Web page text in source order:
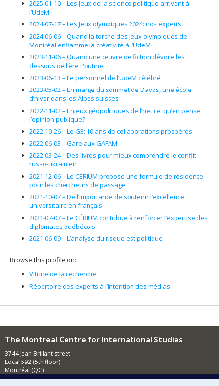
2025-01-10 – Les Jeux de la science politique arrivent à
l’UdeM
2024-07-17 – Les Jeux olympiques 2024: nos experts
2024-06-06 – Quand la torche des Jeux olympiques de
Montréal enflamme la créativité à l’UdeM
2023-11-06 – Quand une œuvre de fiction dévoile les
dessous de l’ère Poutine
2023-06-13 – Le personnel de l’UdeM célébré
2023-05-02 – En marge du sommet de Davos, une école
d’hiver dans les Alpes suisses
2022-11-02 – Enjeux géopolitiques de l’heure: qu’en pense
l’opinion publique?
2022-10-26 – Le G3: 10 ans de collaborations prospères
2022-06-03 – Gare aux GAFAM!
2022-03-24 – Des livres pour mieux comprendre le conflit
russo-ukrainien
2021-12-06 – Le CÉRIUM propose une formule de résidence
pour les chercheurs de passage
2021-10-07 – De l’importance de soutenir l’excellence
universitaire en français
2021-07-07 – Le CÉRIUM contribue à renforcer l’expertise des
diplomates québécois
2021-06-09 – L’analyse du risque est politique
Browse this profile on:
Vitrine de la recherche
Répertoire des experts à l’intention des médias
The Montreal Centre for International Studies
3744 Jean Brillant street
Local 592 (5th floor)
Montréal (QC)
H3T 1P1